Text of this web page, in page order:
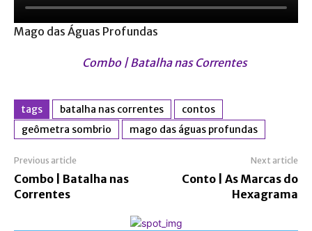
Mago das Águas Profundas
Combo | Batalha nas Correntes
tags batalha nas correntes
contos
geômetra sombrio
mago das águas profundas
Previous article
Combo | Batalha nas
Correntes
Next article
Conto | As Marcas do
Hexagrama